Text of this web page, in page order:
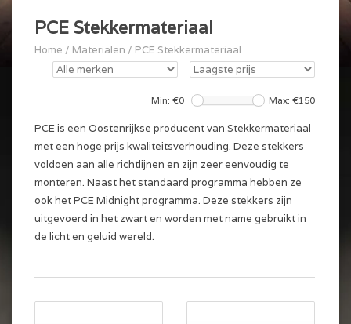
PCE Stekkermateriaal
Home / Materialen / PCE Stekkermateriaal
Min: €0 Max: €150
PCE is een Oostenrijkse producent van Stekkermateriaal
met een hoge prijs kwaliteitsverhouding. Deze stekkers
voldoen aan alle richtlijnen en zijn zeer eenvoudig te
monteren. Naast het standaard programma hebben ze
ook het PCE Midnight programma. Deze stekkers zijn
uitgevoerd in het zwart en worden met name gebruikt in
de licht en geluid wereld.